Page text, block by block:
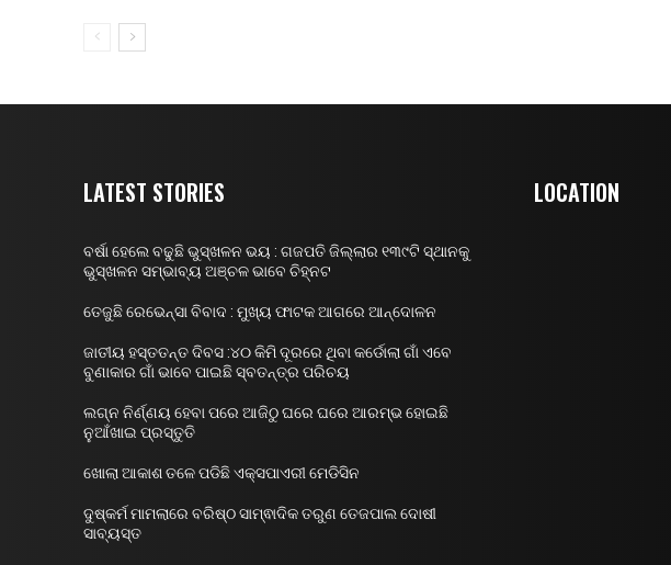
LATEST STORIES
ବର୍ଷା ହେଲେ ବଢୁଛି ଭୁସ୍ଖଳନ ଭୟ : ଗଜପତି ଜିଲ୍ଲାର ୧୩୯ଟି ସ୍ଥାନକୁ
ଭୁସ୍ଖଳନ ସମ୍ଭାବ୍ୟ ଅଞ୍ଚଳ ଭାବେ ଚିହ୍ନଟ
ତେଜୁଛି ରେଭେନ୍ସା ବିବାଦ : ମୁଖ୍ୟ ଫାଟକ ଆଗରେ ଆନ୍ଦୋଳନ
ଜାତୀୟ ହସ୍ତତନ୍ତ ଦିବସ :୪୦ କିମି ଦୂରରେ ଥିବା କର୍ଡୋଲା ଗାଁ ଏବେ
ବୁଣାକାର ଗାଁ ଭାବେ ପାଇଛି ସ୍ବତନ୍ତ୍ର ପରିଚୟ
ଲଗ୍ନ ନିର୍ଣ୍ଣୟ ହେବା ପରେ ଆଜିଠୁ ଘରେ ଘରେ ଆରମ୍ଭ ହୋଇଛି
ନୁଆଁଖାଇ ପ୍ରସ୍ତୁତି
ଖୋଲା ଆକାଶ ତଳେ ପଡିଛି ଏକ୍ସପାଏରୀ ମେଡିସିନ
ଦୁଷ୍କର୍ମ ମାମଲାରେ ବରିଷ୍ଠ ସାମ୍ଵାଦିକ ତରୁଣ ତେଜପାଲ ଦୋଷୀ
ସାବ୍ୟସ୍ତ
LOCATION